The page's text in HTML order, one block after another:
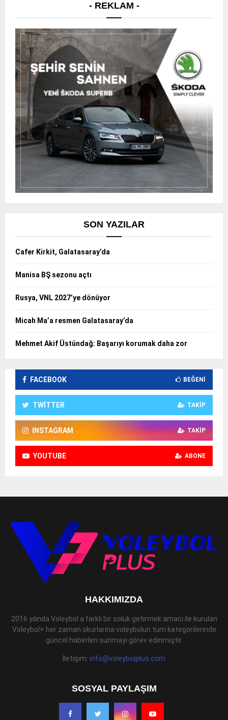
- REKLAM -
SON YAZILAR
Cafer Kirkit, Galatasaray’da
Manisa BŞ sezonu açtı
Rusya, VNL 2027’ye dönüyor
Micah Ma’a resmen Galatasaray’da
Mehmet Akif Üstündağ: Başarıyı korumak daha zor
FACEBOOK BEĞENI
TWITTER TAKIP
INSTAGRAM TAKIP
YOUTUBE ABONE
HAKKIMIZDA
2016 yılında Voleybol a farklı bir soluk getirmek amacı ile kurulan
Voleybol+ her zaman okurlarına voleybolun tüm kategorilerinde
güncel haberleri sunmayı görev edinmiştir.
İletişim: info@voleybolplus.com
SOSYAL PAYLAŞIM